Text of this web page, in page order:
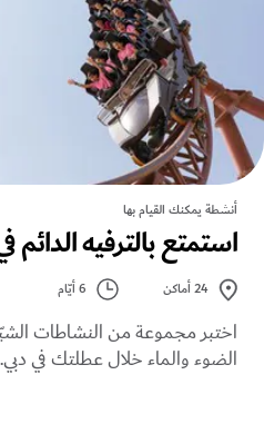
أنشطة يمكنك القيام بها
استمتع بالترفيه الدائم
24أماكن
اختبر مجموعة من النشاطات
الضوء والماء خلال عطلتك في دبي.